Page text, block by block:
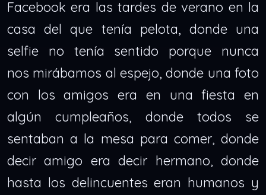
Facebook era las tardes de verano en la
casa del que tenía pelota, donde una
selfie no tenía sentido porque nunca
nos mirábamos al espejo, donde una foto
con los amigos era en una fiesta en
algún cumpleaños, donde todos se
sentaban a la mesa para comer, donde
decir amigo era decir hermano, donde
hasta los delincuentes eran humanos y